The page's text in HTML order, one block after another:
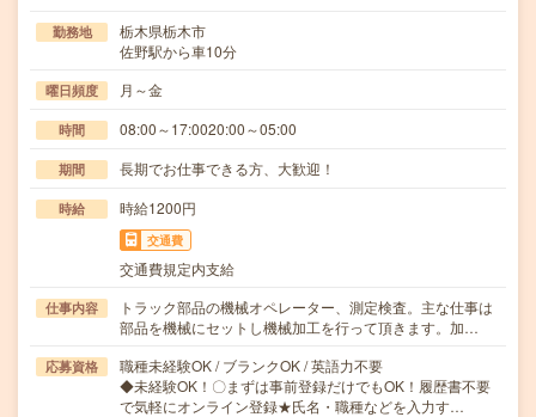
勤務地
栃木県栃木市
佐野駅から車10分
曜日頻度 月～金
時間 08:00～17:0020:00～05:00
期間 長期でお仕事できる方、大歓迎！
時給 時給1200円
交通費
交通費規定内支給
仕事内容
トラック部品の機械オペレーター、測定検査。主な仕事は
部品を機械にセットし機械加工を行って頂きます。加…
応募資格
職種未経験OK / ブランクOK / 英語力不要
◆未経験OK！〇まずは事前登録だけでもOK！履歴書不要
で気軽にオンライン登録★氏名・職種などを入力す…